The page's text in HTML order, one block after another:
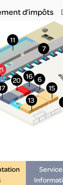
d’impôts